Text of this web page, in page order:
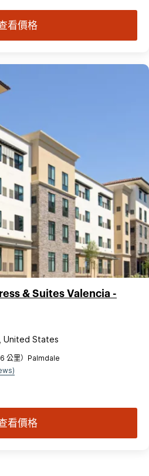
看價格
& Suites Valencia -
United States
公里）Palmdale
看價格